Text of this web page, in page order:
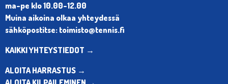
ma-pe klo 10.00-12.00
Muina aikoina olkaa yhteydessä
sähköpostitse: toimisto@tennis.fi
KAIKKI YHTEYSTIEDOT →
ALOITA HARRASTUS →